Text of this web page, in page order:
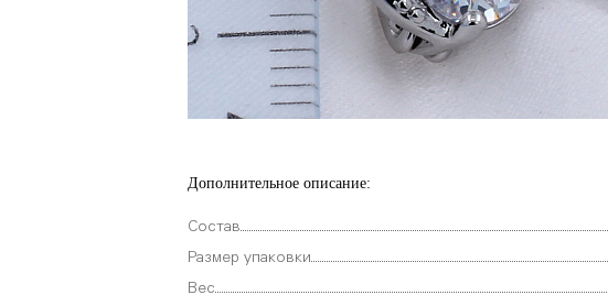
Дополнительное описание:
Состав
Размер упаковки
Вес